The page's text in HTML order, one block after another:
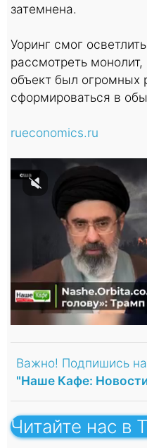
затемнена.
Уоринг смог
рассмотреть
объект был огромных
сформироваться в
rueconomics.ru
Важно! Подпишись
"Наше Кафе:
Читайте нас в